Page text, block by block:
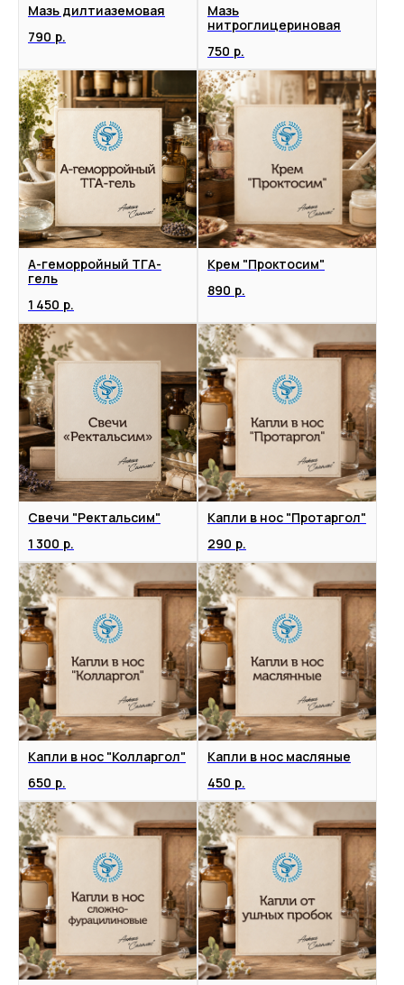
Мазь дилтиаземовая
790 р.
Мазь
нитроглицериновая
750 р.
А-геморройный ТГА-
гель
1 450 р.
Крем "Проктосим"
890 р.
Свечи "Ректальсим"
1 300 р.
Капли в нос "Протаргол"
290 р.
Капли в нос "Колларгол"
650 р.
Капли в нос масляные
450 р.